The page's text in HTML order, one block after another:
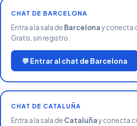
CHAT DE BARCELONA
Entra a la sala de Barcelonay conecta
Gratis, sin registro.
💬 Entrar al chat de Barcelona
CHAT DE CATALUÑA
Entra a la sala de Cataluñay conecta